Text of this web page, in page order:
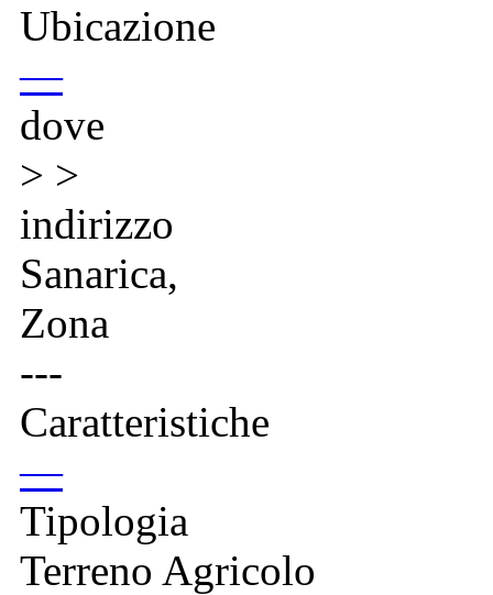
Ubicazione
—
dove
> >
indirizzo
Sanarica,
Zona
---
Caratteristiche
—
Tipologia
Terreno Agricolo